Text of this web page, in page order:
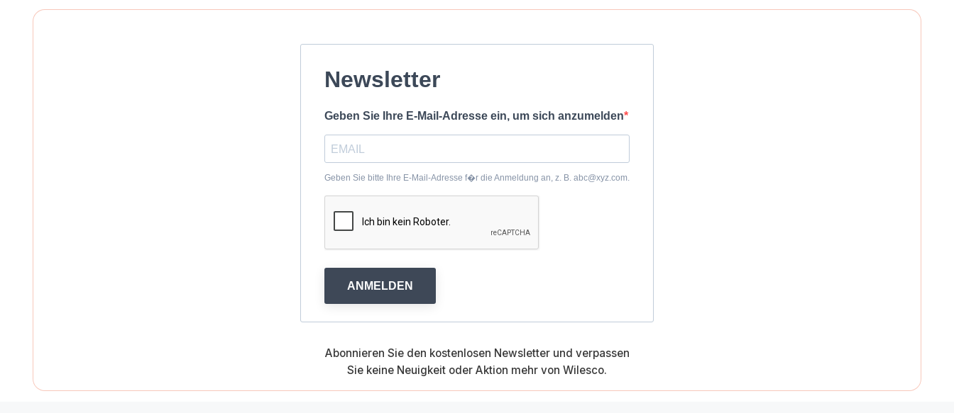
Newsletter
Geben Sie Ihre E-Mail-Adresse ein, um sich anzumelden
Geben Sie bitte Ihre E-Mail-Adresse f�r die Anmeldung an, z. B. abc@xyz.com.
ANMELDEN
Abonnieren Sie den kostenlosen Newsletter und verpassen
Sie keine Neuigkeit oder Aktion mehr von Wilesco.